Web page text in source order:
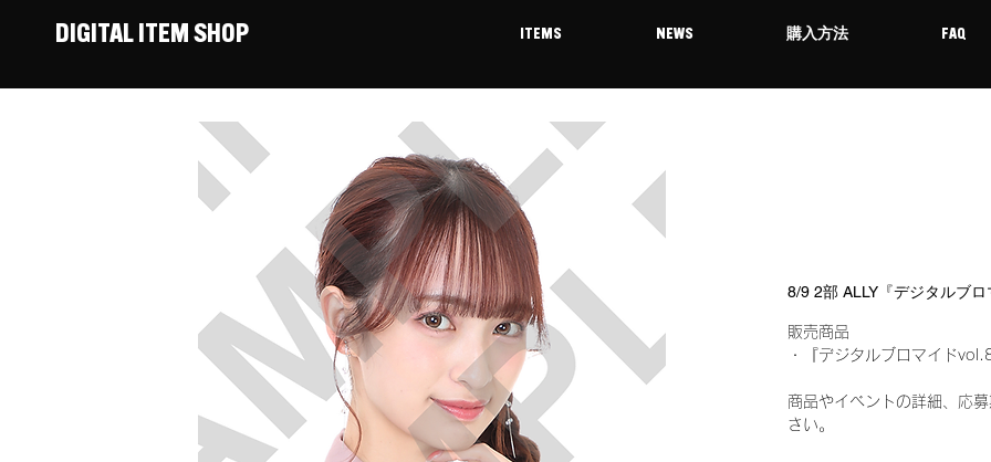
DIGITAL ITEM SHOP ITEMS NEWS 購入方法 FAQ
8/9 2部 ALLY『デジタルブ
販売商品
・『デジタルブロマイド
商品やイベントの詳細、応
さい。